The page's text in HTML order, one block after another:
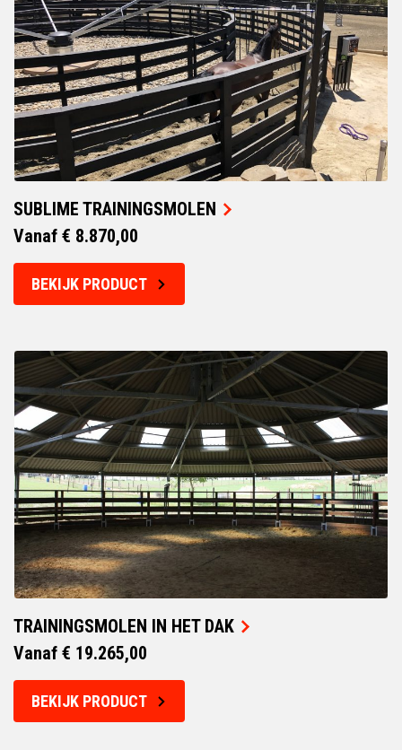
SUBLIME TRAININGSMOLEN
Vanaf € 8.870,00
BEKIJK PRODUCT
TRAININGSMOLEN IN HET DAK
Vanaf € 19.265,00
BEKIJK PRODUCT